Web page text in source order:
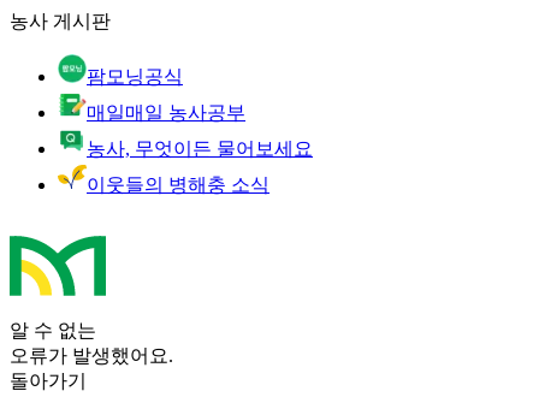
농사 게시판
팜모닝공식
매일매일 농사공부
농사, 무엇이든 물어보세요
이웃들의 병해충 소식
알 수 없는
오류가 발생했어요.
돌아가기